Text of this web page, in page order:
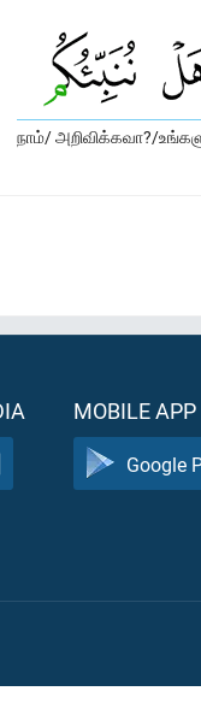
நாம்/ அறிவிக்கவா?/
MOBILE APP
Google